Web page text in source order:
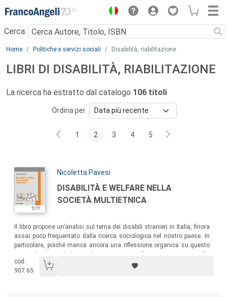
Menu
Cerca:
Main content
Home Politiche e servizi sociali Disabilità, riabilitazione
LIBRI DI DISABILITÀ, RIABILITAZIONE
La ricerca ha estratto dal catalogo 106 titoli
Ordina per
1 2 3 4 5
Autori:
Nicoletta Pavesi
Titolo:
DISABILITÀ E WELFARE NELLA
SOCIETÀ MULTIETNICA
Sommario:
Il libro propone un’analisi sul tema dei disabili stranieri in Italia, finora
assai poco frequentato dalla ricerca sociologica nel nostro paese. In
particolare, poiché manca ancora una riflessione organica su questo
discussione di una ricca rassegna di studi internazionali, frutto di una
rigorosa ricerca bibliografica realizzata secondo la metodologia degli
cod.
907.65